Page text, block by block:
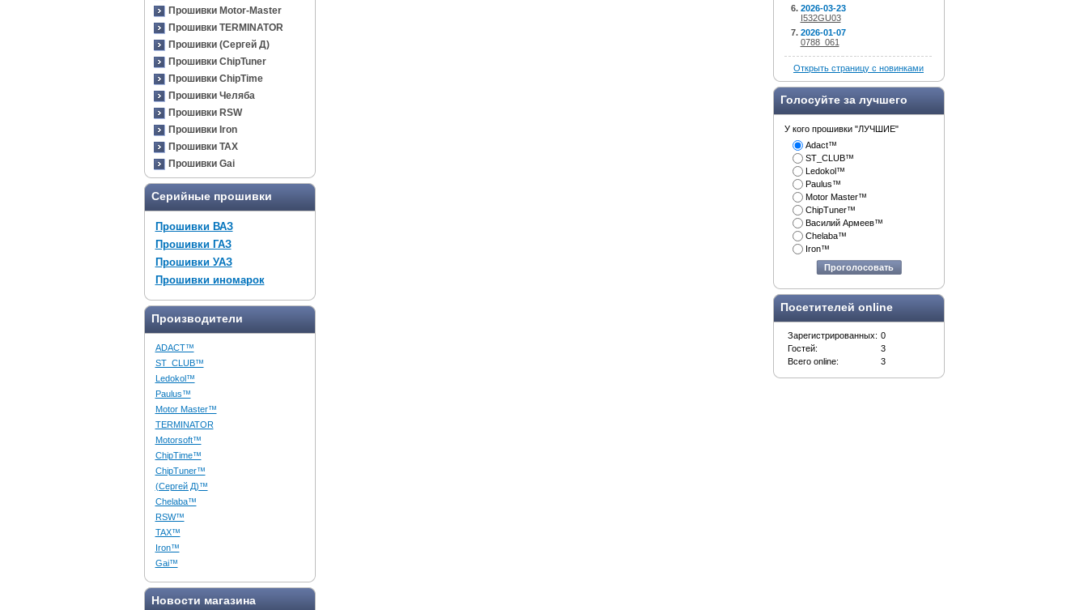
Прошивки Motor-Master
Прошивки TERMINATOR
Прошивки (Сергей Д)
Прошивки ChipTuner
Прошивки ChipTime
Прошивки Челяба
Прошивки RSW
Прошивки Iron
Прошивки TAX
Прошивки Gai
Серийные прошивки
Прошивки ВАЗ
Прошивки ГАЗ
Прошивки УАЗ
Прошивки иномарок
Производители
ADACT™
ST_CLUB™
Ledokol™
Paulus™
Motor Master™
TERMINATOR
Motorsoft™
ChipTime™
ChipTuner™
(Сергей Д)™
Chelaba™
RSW™
TAX™
Iron™
Gai™
Новости магазина
2026-03-23
I532GU03
2026-01-07
0788_061
Открыть страницу с новинками
Голосуйте за лучшего
У кого прошивки "ЛУЧШИЕ"
Adact™
ST_CLUB™
Ledokol™
Paulus™
Motor Master™
ChipTuner™
Василий Армеев™
Chelaba™
Iron™
Проголосовать
Посетителей online
Зарегистрированных: 0
Гостей:
3
Всего online:
3